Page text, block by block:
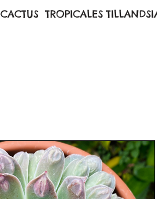
CACTUS TROPICALES